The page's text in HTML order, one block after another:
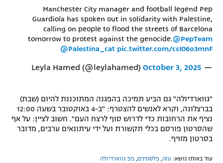
הצטרפות לחבילת הערוצים
לוח דרושים – ג'ובנט
תגיות
Manchester City manager and football legend Pep
Guardiola has spoken out in solidarity with Palestine,
calling on people to flood the streets of Barcelona
tomorrow to protest against the genocide.@PepTeam
@Palestina_cat pic.twitter.com/csIO6o3mnF
— Leyla Hamed (@leylahamed)
October 3, 2025
"גווארדיולה" גם הביע תמיכה בהפגנה המתוכננת להיום (שבת)
בברצלונה, וקרא לאנשים להצטרף: "ב-4 באוקטובר בשעה 12:00
נציף את הרחובות כדי לדרוש סוף לרצח העם". חשוב לציין: על אף
שהסרטון פורסם בכלי תקשורת ועל ידי עיתונאים ערבים, מדובר
בסרטון מזויף.
עוד באותו נושא: עזה, פלסטינים, פפ גווארדיולה